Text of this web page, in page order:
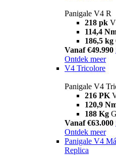
Panigale V4 R
218 pk
114,4
186,5 kg
Vanaf €49.990
Ontdek meer
V4 Tricolore
Panigale V4
216 PK
120,9
188 Kg
Vanaf €63.000
Ontdek meer
Panigale V4
Replica